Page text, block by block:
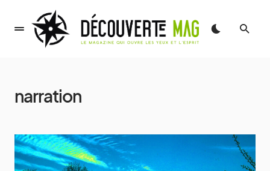
narration